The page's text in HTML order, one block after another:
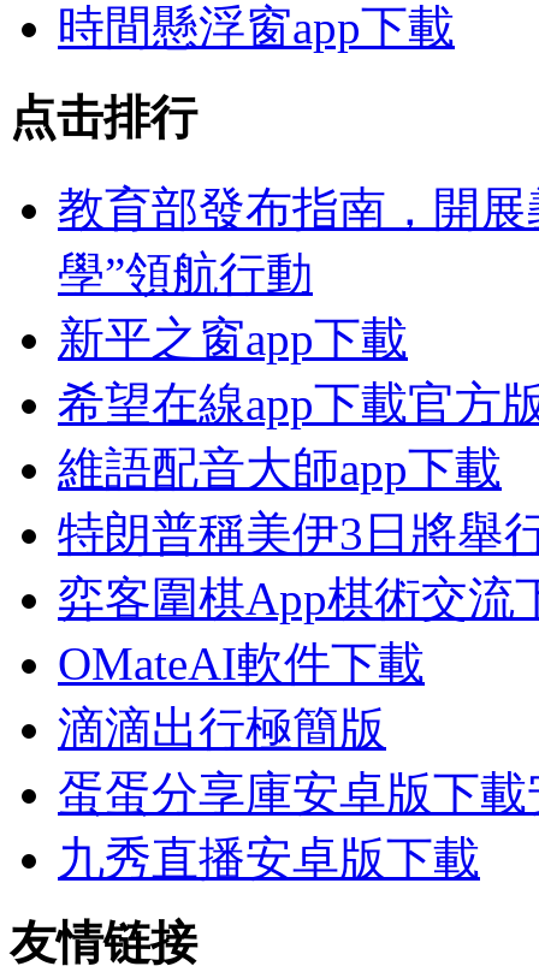
時間懸浮窗app下載
点击排行
教育部發布指南，開
學”領航行動
新平之窗app下載
希望在線app下載官方
維語配音大師app下載
特朗普稱美伊3日將舉
弈客圍棋App棋術交流
OMateAI軟件下載
滴滴出行極簡版
蛋蛋分享庫安卓版下
九秀直播安卓版下載
友情链接